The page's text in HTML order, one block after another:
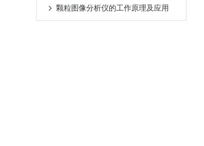
颗粒图像分析仪的工作原理及应用